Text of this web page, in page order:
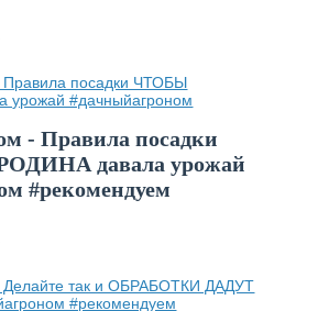
- Правила посадки
давала урожай
#рекомендуем